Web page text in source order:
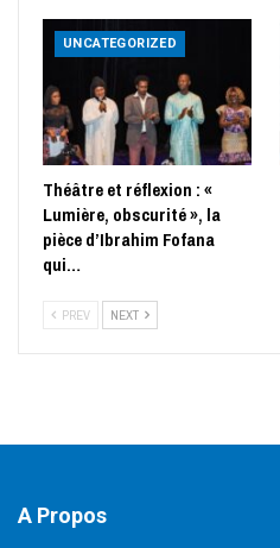
UNCATEGORIZED
Théâtre et réflexion : «
Lumière, obscurité », la
pièce d’Ibrahim Fofana
qui…
PREV NEXT
A Propos